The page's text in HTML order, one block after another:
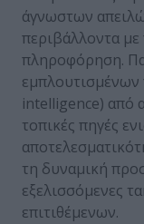
άγνωστων
περιβάλλοντα με
πληροφόρηση.
intelligence) από
τοπικές πηγές
τη δυναμική
εξελισσόμενες
επιτιθέμενων.